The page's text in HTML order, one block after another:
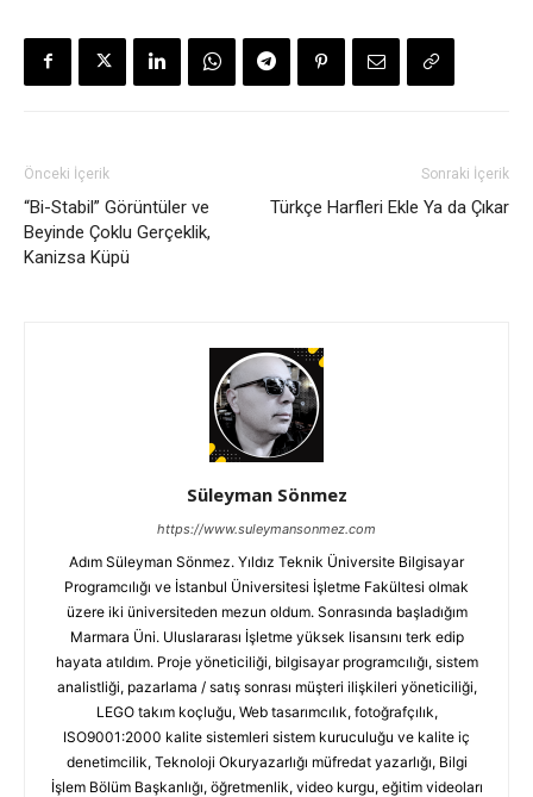
Önceki İçerik
“Bi-Stabil” Görüntüler ve
Beyinde Çoklu Gerçeklik,
Kanizsa Küpü
Sonraki İçerik
Türkçe Harfleri Ekle Ya da Çıkar
Süleyman Sönmez
https://www.suleymansonmez.com
Adım Süleyman Sönmez. Yıldız Teknik Üniversite Bilgisayar
Programcılığı ve İstanbul Üniversitesi İşletme Fakültesi olmak
üzere iki üniversiteden mezun oldum. Sonrasında başladığım
Marmara Üni. Uluslararası İşletme yüksek lisansını terk edip
hayata atıldım. Proje yöneticiliği, bilgisayar programcılığı, sistem
analistliği, pazarlama / satış sonrası müşteri ilişkileri yöneticiliği,
LEGO takım koçluğu, Web tasarımcılık, fotoğrafçılık,
ISO9001:2000 kalite sistemleri sistem kuruculuğu ve kalite iç
denetimcilik, Teknoloji Okuryazarlığı müfredat yazarlığı, Bilgi
İşlem Bölüm Başkanlığı, öğretmenlik, video kurgu, eğitim videoları